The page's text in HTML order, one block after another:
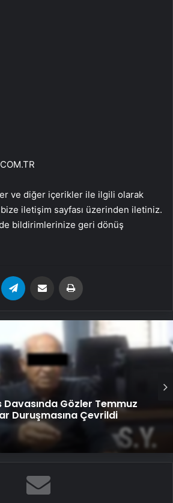
ve diğer içerikler ile ilgili olarak
iletişim sayfası üzerinden iletiniz.
bildirimlerinize geri dönüş
WhatsApp Email'den paylaş
Davasında Gözler Temmuz
Duruşmasına Çevrildi
Diyabetik Ayak Yarası